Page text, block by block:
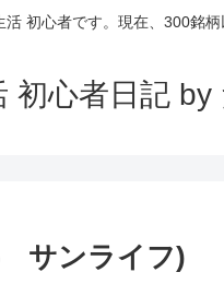
初心者です。現在、300銘
初心者日記 by
サンライフ)